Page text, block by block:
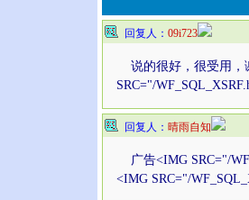
回复人： 09i723
说的很好，很受用，
SRC="/
回复人： 晴雨自知
广告<IMG SRC="/
<IMG SRC="/